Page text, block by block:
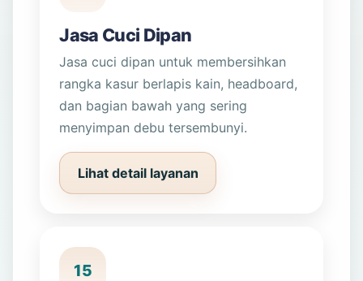
Jasa Cuci Dipan
Jasa cuci dipan untuk membersihkan
rangka kasur berlapis kain, headboard,
dan bagian bawah yang sering
menyimpan debu tersembunyi.
Lihat detail layanan
15